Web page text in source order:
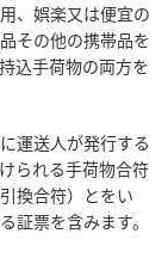
、娯楽又は便宜の
その他の携帯品を
込手荷物の両方を
運送人が発行する
られる手荷物合符
換合符）とをい
証票を含みます。